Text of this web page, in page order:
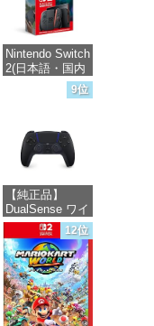
Nintendo Switch
2(日本語・国内
9位
【純正品】
DualSense ワイ
ヤレスコントロ
ーラー ミッド
ナイト ブラッ
ク(CFI-
ZCT2J01)
価格：¥10,737
12位